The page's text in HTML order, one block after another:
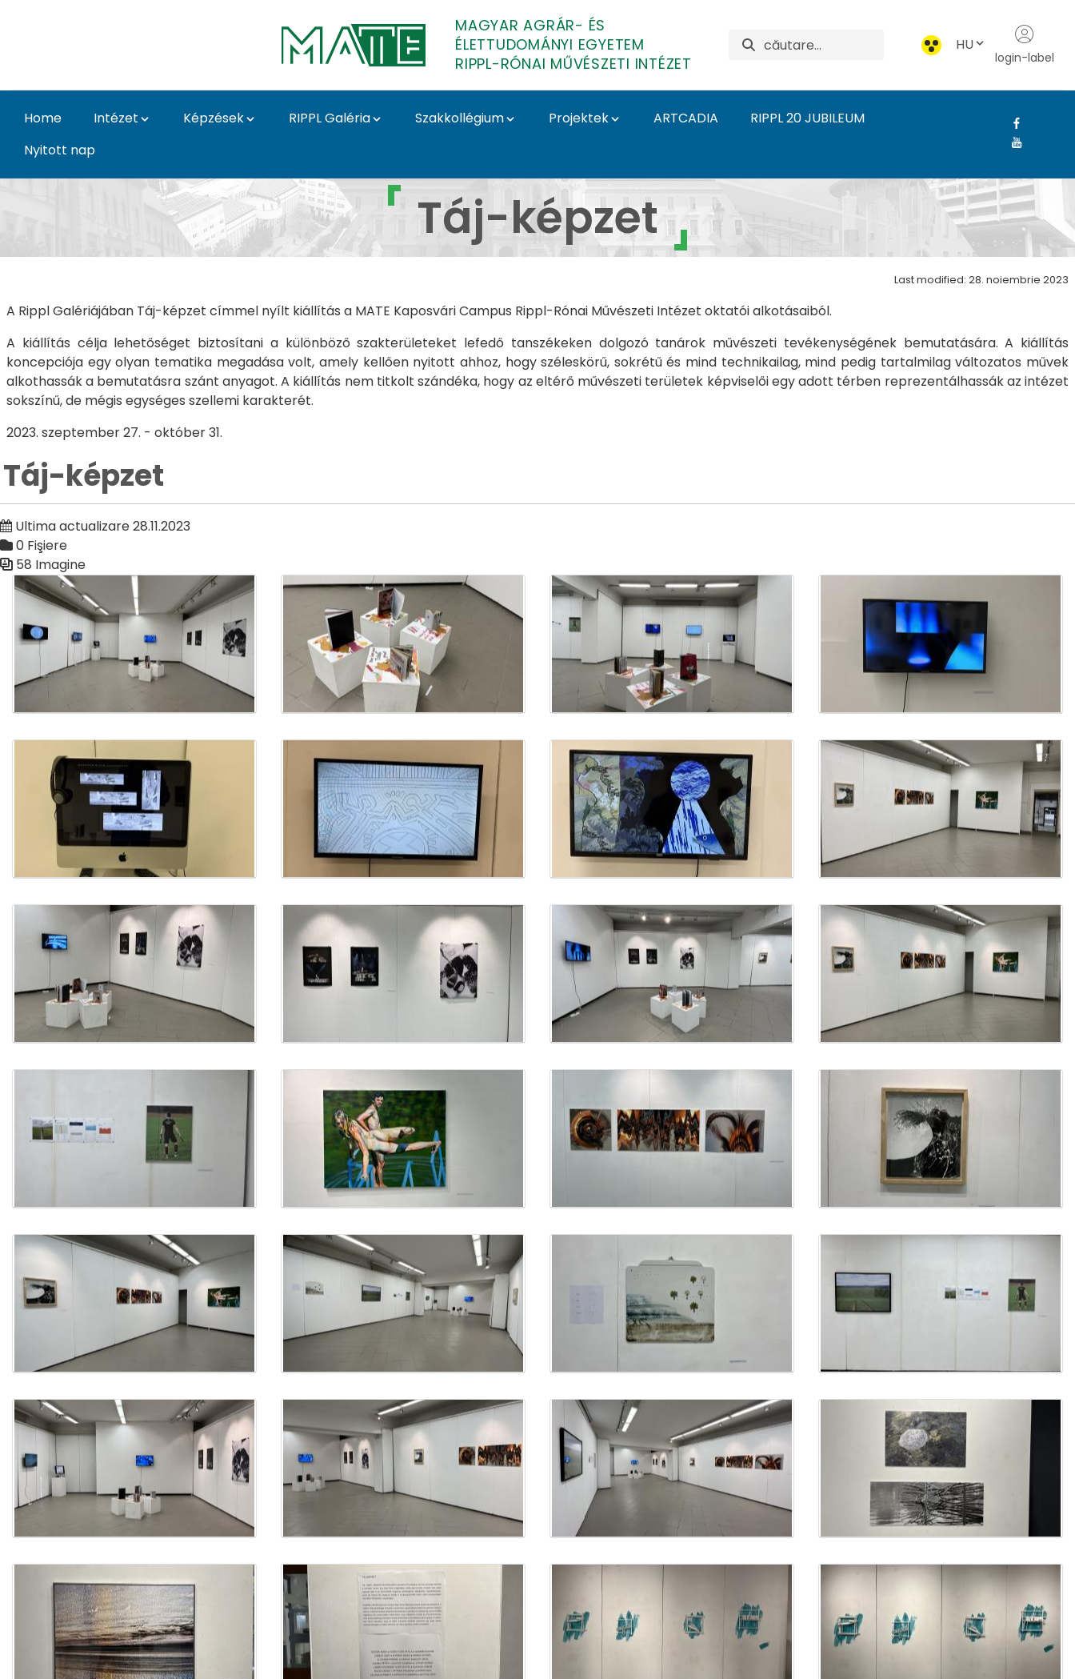
MAGYAR AGRÁR- ÉS
ÉLETTUDOMÁNYI EGYETEM
RIPPL-RÓNAI MŰVÉSZETI INTÉZET
HU
login-label
Home Intézet Képzések RIPPL Galéria Szakkollégium Projektek ARTCADIA
RIPPL 20 JUBILEUM
Nyitott nap
Táj-képzet - Táj-képzet - Rippl-Rónai Művészeti Intézet
Táj-képzet
Last modified: 28. noiembrie 2023
A Rippl Galériájában Táj-képzet címmel nyílt kiállítás a MATE Kaposvári Campus Rippl-Rónai Művészeti Intézet oktatói alkotásaiból.
A kiállítás célja lehetőséget biztosítani a különböző szakterületeket lefedő tanszékeken dolgozó tanárok művészeti tevékenységének bemutatására. A kiállítás
koncepciója egy olyan tematika megadása volt, amely kellően nyitott ahhoz, hogy széleskörű, sokrétű és mind technikailag, mind pedig tartalmilag változatos művek
alkothassák a bemutatásra szánt anyagot. A kiállítás nem titkolt szándéka, hogy az eltérő művészeti területek képviselői egy adott térben reprezentálhassák az intézet
sokszínű, de mégis egységes szellemi karakterét.
2023. szeptember 27. - október 31.
Táj-képzet
Ultima actualizare 28.11.2023
0 Fişiere
58 Imagine
Galerie media